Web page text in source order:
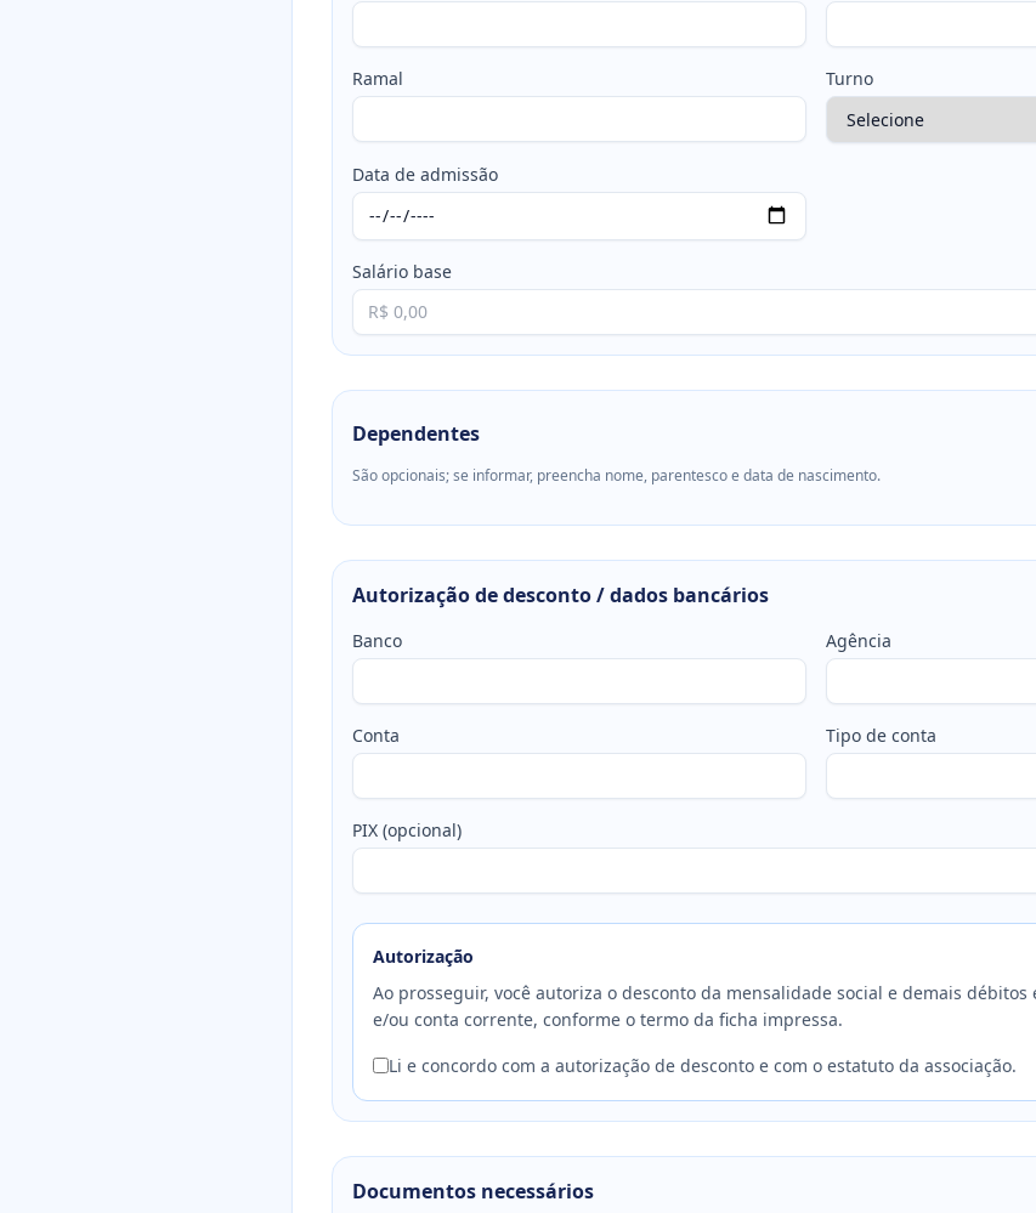
Ramal Turno
Data de admissão
Salário base
Dependentes
São opcionais; se informar, preencha nome, parentesco e data de nascimento.
Autorização de desconto / dados bancários
Banco Agência
Conta Tipo de conta
PIX (opcional)
Autorização
Ao prosseguir, você autoriza o desconto da mensalidade social e demais
e/ou conta corrente, conforme o termo da ficha impressa.
Li e concordo com a autorização de desconto e com o estatuto da associação.
Documentos necessários